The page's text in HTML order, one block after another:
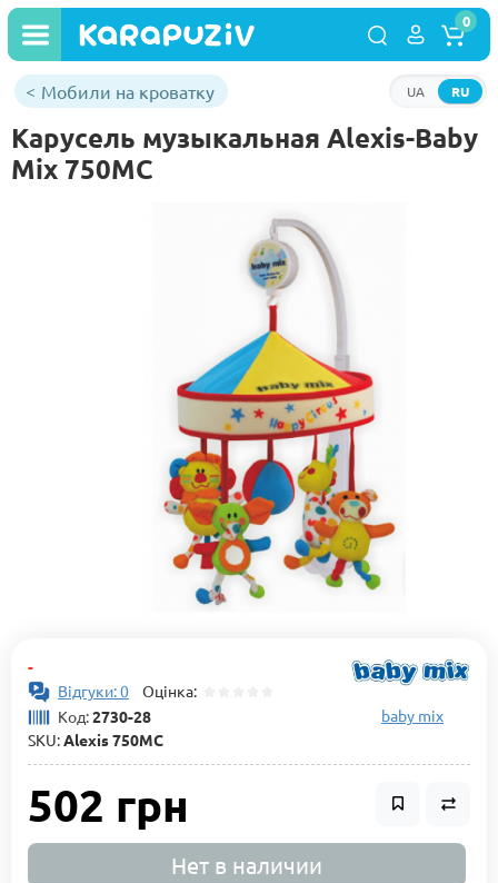
RU
UA
0
Мобили на кроватку
Карусель музыкальная Alexis-Baby
Mix 750MC
-
Відгуки: 0 Оцінка:
Код:2730-28
SKU:Alexis 750MC
baby mix
502 грн
Нет в наличии